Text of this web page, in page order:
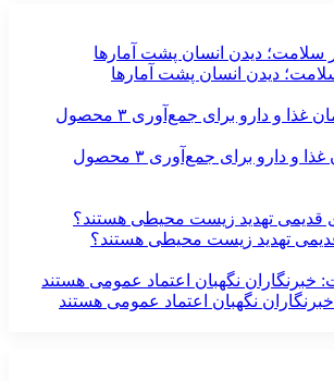
دیدن انسان پشت آمارها
دستور سازمان غذا و دارو برای جمع‌آوری ۳ محصول
قدیمی تهدید زیست محیطی هستند؟
نگهبان اعتماد عمومی هستند